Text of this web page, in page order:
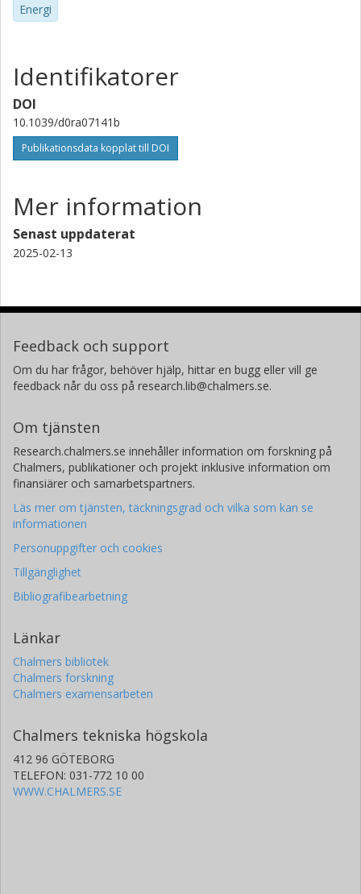
Energi
Identifikatorer
DOI
10.1039/d0ra07141b
Publikationsdata kopplat till DOI
Mer information
Senast uppdaterat
2025-02-13
Feedback och support
Om du har frågor, behöver hjälp, hittar en bugg eller vill ge
feedback når du oss på research.lib@chalmers.se.
Om tjänsten
Research.chalmers.se innehåller information om forskning på
Chalmers, publikationer och projekt inklusive information om
finansiärer och samarbetspartners.
Läs mer om tjänsten, täckningsgrad och vilka som kan se
informationen
Personuppgifter och cookies
Tillgänglighet
Bibliografibearbetning
Länkar
Chalmers bibliotek
Chalmers forskning
Chalmers examensarbeten
Chalmers tekniska högskola
412 96 GÖTEBORG
TELEFON: 031-772 10 00
WWW.CHALMERS.SE